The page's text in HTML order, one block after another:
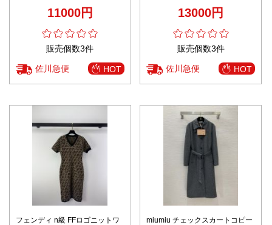
クシー ブラウン11000円
販売個数3件
佐川急便 HOT
ネック ブラウン13000円
販売個数3件
佐川急便 HOT
フェンディ n級 FFロゴニットワ
miumiu チェックスカートコピー